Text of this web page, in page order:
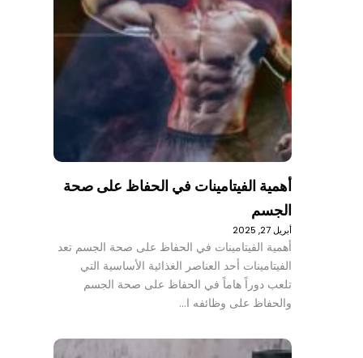
أهمية الفيتامينات في الحفاظ على صحة
الجسم
أبريل 27, 2025
أهمية الفيتامينات في الحفاظ على صحة الجسم تعد
الفيتامينات أحد العناصر الغذائية الأساسية التي
تلعب دوراً هاماً في الحفاظ على صحة الجسم
والحفاظ على وظائفه ا…